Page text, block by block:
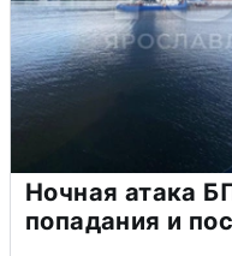
Ночная атака
попадания и